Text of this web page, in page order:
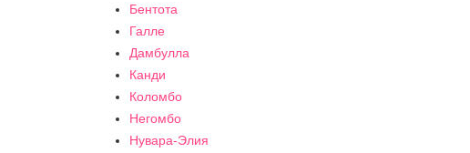
Бентота
Галле
Дамбулла
Канди
Коломбо
Негомбо
Нувара-Элия